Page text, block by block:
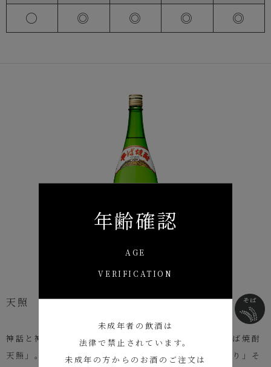
〇 ◎ ◎ ◎ ◎
天照
神話と神楽の里。 宮崎県高千穂町に生を受けた「そば焼酎
天照」。原点は「原料へのこだわり」「水へのこだわり」そ
年齢確認
AGE
VERIFICATION
未成年者の飲酒は
法律で禁止されています。
未成年の方からのお酒のご注文は